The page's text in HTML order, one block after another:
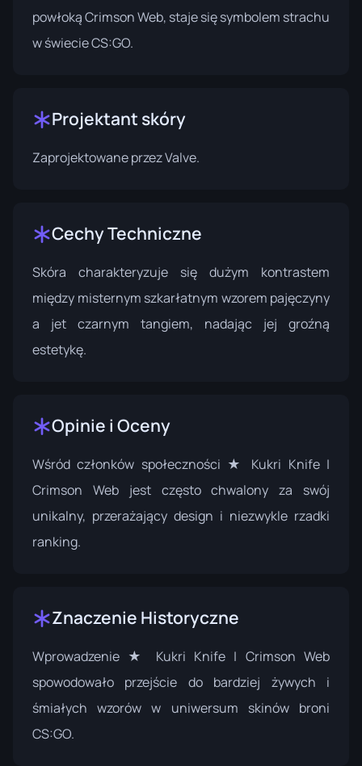
powłoką Crimson Web, staje się symbolem strachu
w świecie CS:GO.
Projektant skóry
Zaprojektowane przezValve.
Cechy Techniczne
Skóra charakteryzuje się dużym kontrastem
między misternym szkarłatnym wzorem pajęczyny
a jet czarnym tangiem, nadając jej groźną
estetykę.
Opinie i Oceny
Wśród członków społeczności ★ Kukri Knife |
Crimson Web jest często chwalony za swój
unikalny, przerażający design i niezwykle rzadki
ranking.
Znaczenie Historyczne
Wprowadzenie ★ Kukri Knife | Crimson Web
spowodowało przejście do bardziej żywych i
śmiałych wzorów w uniwersum skinów broni
CS:GO.